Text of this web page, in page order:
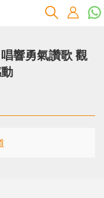
響勇氣讚歌 觀